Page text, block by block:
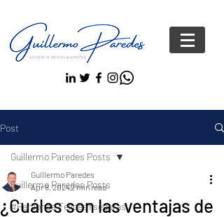
Post
Guillermo Paredes Posts
#Personas FelicesYseguras
Guillermo Paredes Posts
¿Cuáles son las ventajas de
Guillermo Paredes
Apr 8, 20242 min read